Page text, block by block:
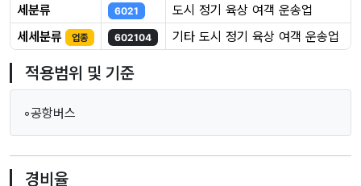
세분류
6021
도시 정기 육상 여객 운송업
세세분류
업종 602104 기타 도시 정기 육상 여객 운송업
적용범위 및 기준
◦공항버스
경비율